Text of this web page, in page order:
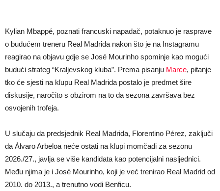
zahtijeva pravdu.
Potresne scene na sahrani UFC borca! Red ljudi, muzika i aplauz koji
tjera suze
GROM USMRTIO FUDBALERA: Velika tragedija! Povrijeđeno još 12
Kylian Mbappé, poznati francuski napadač, potaknuo je rasprave
o budućem treneru Real Madrida nakon što je na Instagramu
reagirao na objavu gdje se José Mourinho spominje kao mogući
budući strateg “Kraljevskog kluba”. Prema pisanju Marce, pitanje
tko će sjesti na klupu Real Madrida postalo je predmet šire
diskusije, naročito s obzirom na to da sezona završava bez
osvojenih trofeja.
U slučaju da predsjednik Real Madrida, Florentino Pérez, zaključi
da Álvaro Arbeloa neće ostati na klupi momčadi za sezonu
2026./27., javlja se više kandidata kao potencijalni nasljednici.
Među njima je i José Mourinho, koji je već trenirao Real Madrid od
2010. do 2013., a trenutno vodi Benficu.